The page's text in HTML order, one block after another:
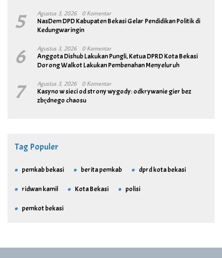
5 Agustus 3, 2026 0 Komentar
NasDem DPD Kabupaten Bekasi Gelar Pendidikan Politik di
Kedungwaringin
6 Agustus 3, 2026 0 Komentar
Anggota Dishub Lakukan Pungli, Ketua DPRD Kota Bekasi
Dorong Walkot Lakukan Pembenahan Menyeluruh
7 Agustus 3, 2026 0 Komentar
Kasyno w sieci od strony wygody: odkrywanie gier bez
zbędnego chaosu
Tag Populer
pemkab bekasi berita pemkab dprd kota bekasi
ridwan kamil Kota Bekasi polisi
pemkot bekasi